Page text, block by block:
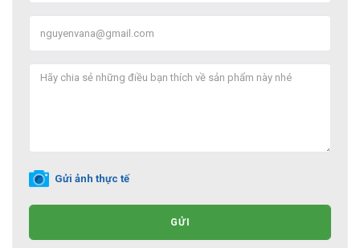
Gửi ảnh thực tế
GỬI